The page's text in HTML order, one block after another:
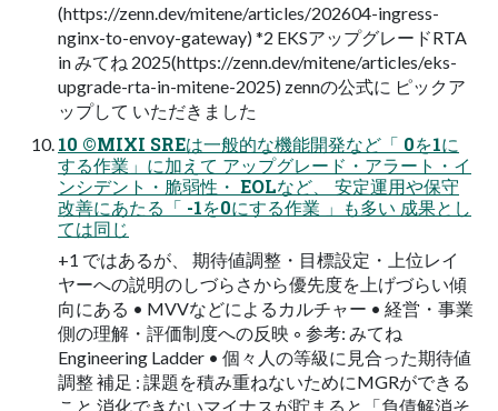
(https://zenn.dev/mitene/articles/202604-ingress-
nginx-to-envoy-gateway) *2 EKSアップグレードRTA
in みてね 2025(https://zenn.dev/mitene/articles/eks-
upgrade-rta-in-mitene-2025) zennの公式に ピックア
ップして いただきました
10 ©MIXI SREは一般的な機能開発など「 0を1に
する作業」に加えて アップグレード・アラート・イ
ンシデント・脆弱性・ EOLなど、 安定運用や保守
改善にあたる「 -1を0にする作業 」も多い 成果とし
ては同じ
+1 ではあるが、 期待値調整・目標設定・上位レイ
ヤーへの説明のしづらさから優先度を上げづらい傾
向にある • MVVなどによるカルチャー • 経営・事業
側の理解・評価制度への反映 ◦ 参考: みてね
Engineering Ladder • 個々人の等級に見合った期待値
調整 補⾜ : 課題を積み重ねないためにMGRができる
こと 消化できないマイナスが貯まると「負債解消そ